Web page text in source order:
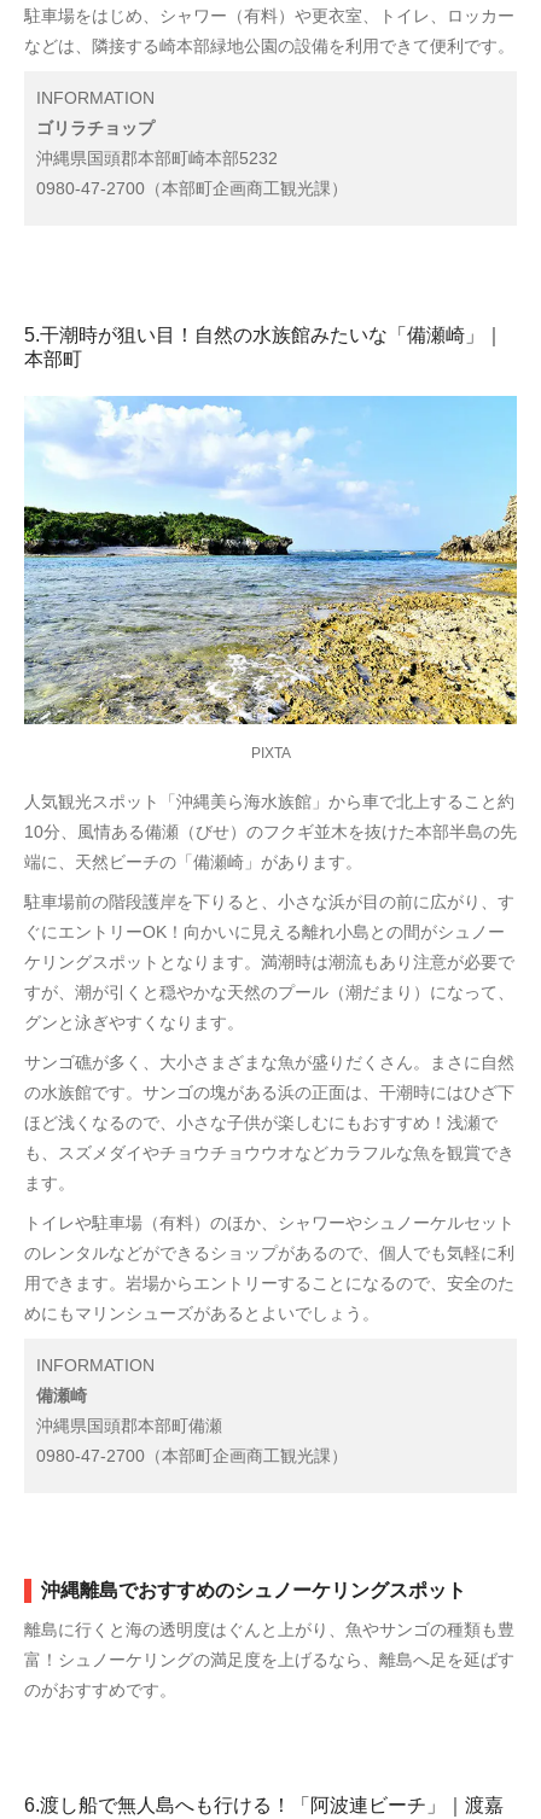
駐車場をはじめ、シャワー（有料）や更衣室、トイレ、ロッカー
などは、隣接する崎本部緑地公園の設備を利用できて便利です。
INFORMATION
ゴリラチョップ
沖縄県国頭郡本部町崎本部5232
0980-47-2700（本部町企画商工観光課）
5.干潮時が狙い目！自然の水族館みたいな「備瀬崎」｜
本部町
PIXTA
人気観光スポット「沖縄美ら海水族館」から車で北上すること約
10分、風情ある備瀬（びせ）のフクギ並木を抜けた本部半島の先
端に、天然ビーチの「備瀬崎」があります。
駐車場前の階段護岸を下りると、小さな浜が目の前に広がり、す
ぐにエントリーOK！向かいに見える離れ小島との間がシュノー
ケリングスポットとなります。満潮時は潮流もあり注意が必要で
すが、潮が引くと穏やかな天然のプール（潮だまり）になって、
グンと泳ぎやすくなります。
サンゴ礁が多く、大小さまざまな魚が盛りだくさん。まさに自然
の水族館です。サンゴの塊がある浜の正面は、干潮時にはひざ下
ほど浅くなるので、小さな子供が楽しむにもおすすめ！浅瀬で
も、スズメダイやチョウチョウウオなどカラフルな魚を観賞でき
ます。
トイレや駐車場（有料）のほか、シャワーやシュノーケルセット
のレンタルなどができるショップがあるので、個人でも気軽に利
用できます。岩場からエントリーすることになるので、安全のた
めにもマリンシューズがあるとよいでしょう。
INFORMATION
備瀬崎
沖縄県国頭郡本部町備瀬
0980-47-2700（本部町企画商工観光課）
沖縄離島でおすすめのシュノーケリングスポット
離島に行くと海の透明度はぐんと上がり、魚やサンゴの種類も豊
富！シュノーケリングの満足度を上げるなら、離島へ足を延ばす
のがおすすめです。
6.渡し船で無人島へも行ける！「阿波連ビーチ」｜渡嘉